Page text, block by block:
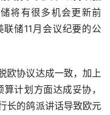
将有很多机会更新前
储11月会议纪要的公
欧协议达成一致，加上
计划方面达成妥协，
长的鸽派讲话导致欧元